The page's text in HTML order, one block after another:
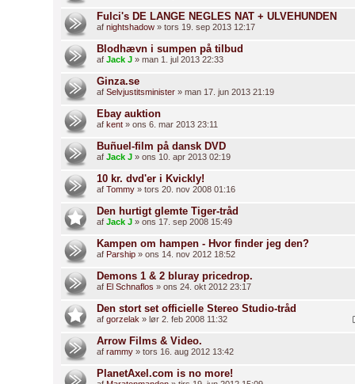
Fulci's DE LANGE NEGLES NAT + ULVEHUNDEN
af nightshadow » tors 19. sep 2013 12:17
Blodhævn i sumpen på tilbud
af Jack J » man 1. jul 2013 22:33
Ginza.se
af Selvjustitsminister » man 17. jun 2013 21:19
Ebay auktion
af kent » ons 6. mar 2013 23:11
Buñuel-film på dansk DVD
af Jack J » ons 10. apr 2013 02:19
10 kr. dvd'er i Kvickly!
af Tommy » tors 20. nov 2008 01:16
Den hurtigt glemte Tiger-tråd
af Jack J » ons 17. sep 2008 15:49
Kampen om hampen - Hvor finder jeg den?
af Parship » ons 14. nov 2012 18:52
Demons 1 & 2 bluray pricedrop.
af El Schnaflos » ons 24. okt 2012 23:17
Den stort set officielle Stereo Studio-tråd
af gorzelak » lør 2. feb 2008 11:32
Arrow Films & Video.
af rammy » tors 16. aug 2012 13:42
PlanetAxel.com is no more!